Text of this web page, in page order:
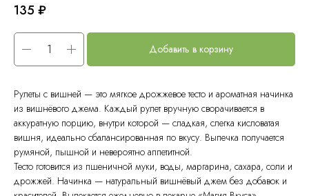
135 ₽
Добавить в корзину
Рулеты с вишней — это мягкое дрожжевое тесто и ароматная начинка
из вишнёвого джема. Каждый рулет вручную сворачивается в
аккуратную порцию, внутри которой — сладкая, слегка кисловатая
вишня, идеально сбалансированная по вкусу. Выпечка получается
румяной, пышной и невероятно аппетитной.
Тесто готовится из пшеничной муки, воды, маргарина, сахара, соли и
дрожжей. Начинка — натуральный вишнёвый джем без добавок и